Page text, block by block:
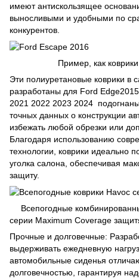
имеют антискользящее
выносливыми и удобными по
конкурентов.
Пример, как
Эти полиуретановые коврики в
разработаны для Ford
2021 2022 2023 2024
точных данных о конструкции
избежать любой обрезки или
Благодаря использованию
технологии, коврики идеально
уголка салона, обеспечивая
защиту.
Всепогодные
серии Maximum Coverage
Прочные и долговечные:
выдерживать ежедневную
автомобильные сиденья
долговечностью, гарантируя